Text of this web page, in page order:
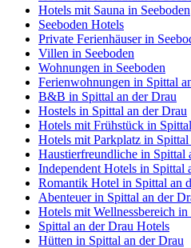
Hotels mit Sauna in Seeboden
Seeboden Hotels
Private Ferienhäuser in
Villen in Seeboden
Wohnungen in Seeboden
Ferienwohnungen in Spittal
B&B in Spittal an der Drau
Hostels in Spittal an der Drau
Hotels mit Frühstück in
Hotels mit Parkplatz in Spittal
Haustierfreundliche in Spittal
Independent Hotels in Spittal
Romantik Hotel in Spittal an
Abenteuer in Spittal an der
Hotels mit Wellnessbereich
Spittal an der Drau Hotels
Hütten in Spittal an der Drau